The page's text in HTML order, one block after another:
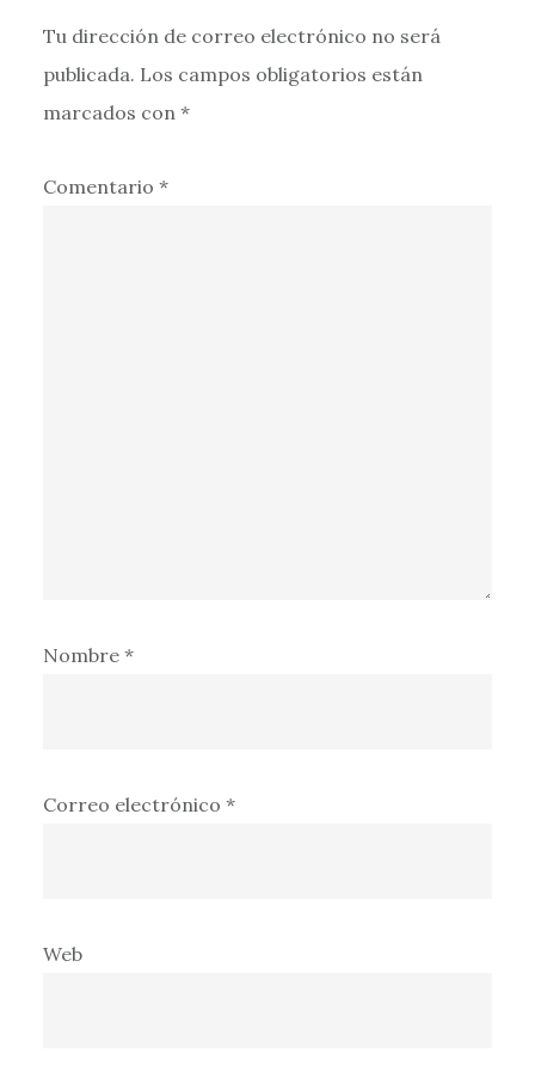
Tu dirección de correo electrónico no será
publicada. Los campos obligatorios están
marcados con *
Comentario *
Nombre *
Correo electrónico *
Web